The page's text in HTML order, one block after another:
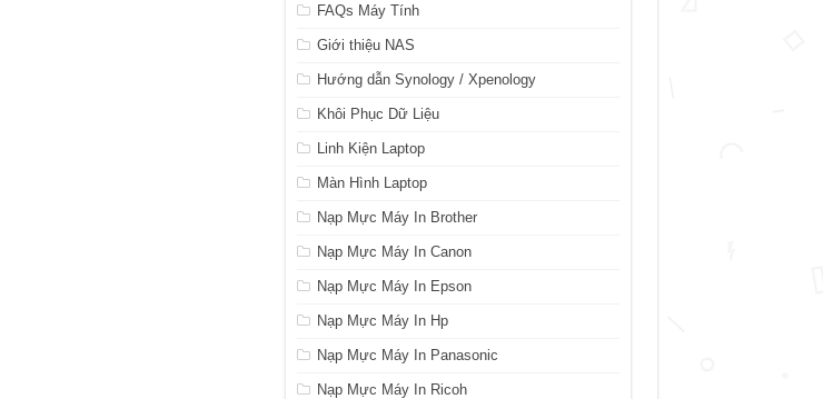
FAQs Máy Tính
Giới thiệu NAS
Hướng dẫn Synology / Xpenology
Khôi Phục Dữ Liệu
Linh Kiện Laptop
Màn Hình Laptop
Nạp Mực Máy In Brother
Nạp Mực Máy In Canon
Nạp Mực Máy In Epson
Nạp Mực Máy In Hp
Nạp Mực Máy In Panasonic
Nạp Mực Máy In Ricoh